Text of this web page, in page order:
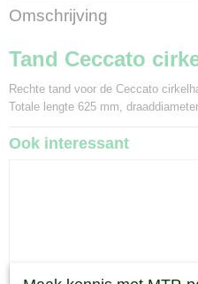
Bruto gewicht
1,50 Kg
Omschrijving
Tand Ceccato
Rechte tand voor de Ceccato
Totale lengte 625 mm,
Ook interessant